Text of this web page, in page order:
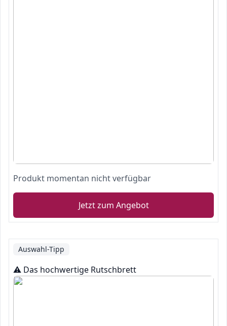
Produkt momentan nicht verfügbar
Jetzt zum Angebot
Auswahl-Tipp
⚠️ Das hochwertige Rutschbrett